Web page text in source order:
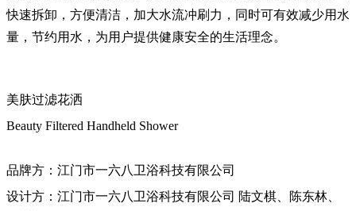
快速拆卸，方便清洁，加大水流冲刷力，同时可有效减少用水
量，节约用水，为用户提供健康安全的生活理念。
美肤过滤花洒
Beauty Filtered Handheld Shower
品牌方：江门市一六八卫浴科技有限公司
设计方：江门市一六八卫浴科技有限公司 陆文棋、陈东林、